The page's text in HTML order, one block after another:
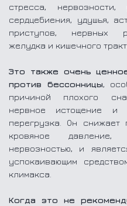
стресса, нервозности,
сердцебиения, удушья,
приступов, нервных
желудка и кишечного
Это также очень
против бессонницы,
причиной плохого
нервное истощение и
перегрузка. Он снижает
кровяное давление,
нервозностью, и
успокаивающим
климакса.
Когда это не